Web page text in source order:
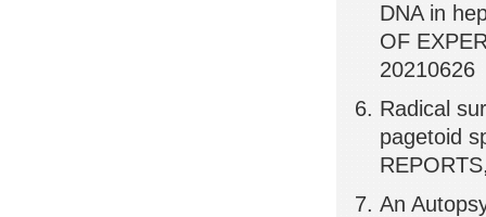
DNA in
OF
20210626
Radical
pagetoid
An